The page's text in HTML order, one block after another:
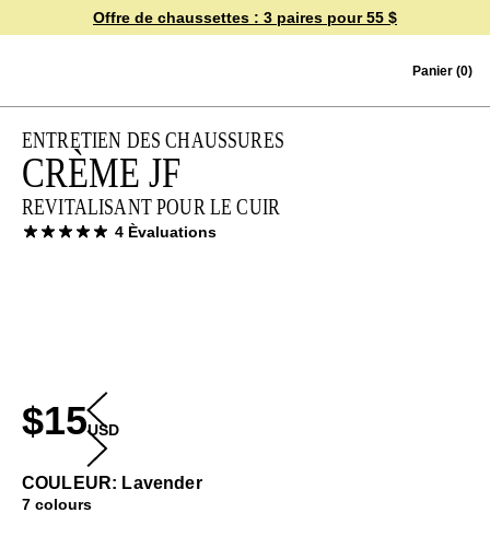
Skip to contentOffre de chaussettes : 3 paires pour 55 $
Panier (0)
ENTRETIEN DES CHAUSSURES
CRÈME JF
REVITALISANT POUR LE CUIR
4 Èvaluations
$15USD
COULEUR: Lavender
7 colours